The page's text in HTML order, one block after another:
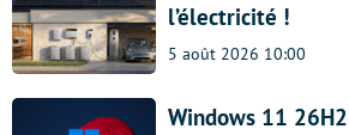
l’électricité !
5 août 2026 10:00
Windows 11